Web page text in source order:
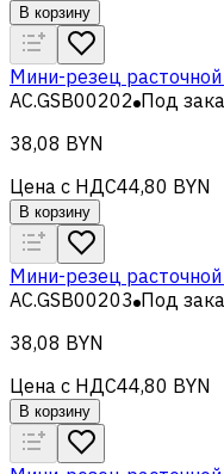
В корзину
Мини-резец
AC.GSB00202 Под
38,08 BYN
Цена с НДС44,80 BYN
В корзину
Мини-резец
AC.GSB00203 Под
38,08 BYN
Цена с НДС44,80 BYN
В корзину